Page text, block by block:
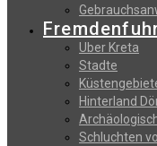
Uber Kreta
Stadte
Hinterland
Schluchten